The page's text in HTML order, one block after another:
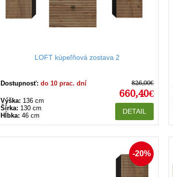
LOFT kúpeľňová zostava 2
Dostupnosť: do 10 prac. dní
Výška: 136 cm
Šírka: 130 cm
Hĺbka: 46 cm
826,00€
660,40€
DETAIL
-20%